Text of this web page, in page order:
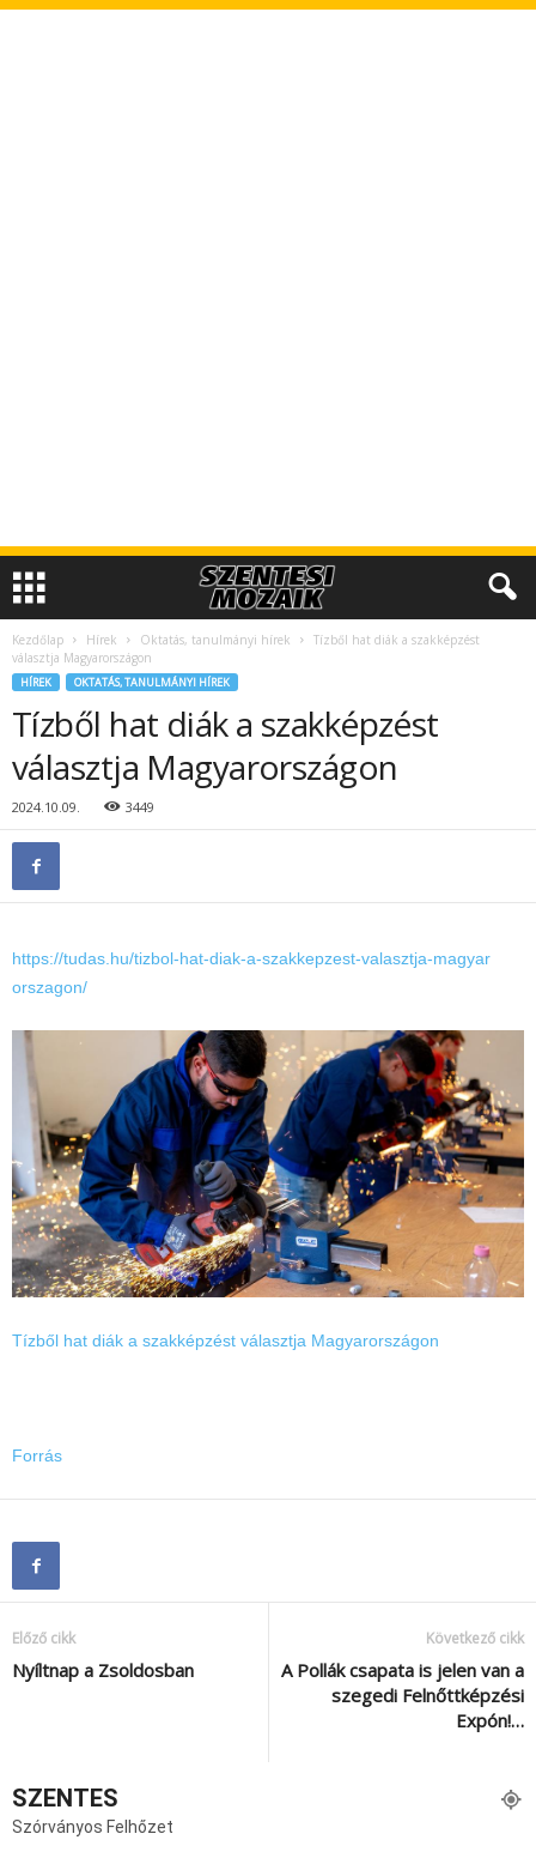
Kezdőlap Hírek Oktatás, tanulmányi hírek
Tízből hat diák a szakképzést
választja Magyarországon
HÍREK OKTATÁS, TANULMÁNYI HÍREK
Tízből hat diák a szakképzést
választja Magyarországon
2024.10.09. 3449
https://tudas.hu/tizbol-hat-diak-a-szakkepzest-valasztja-magyar
orszagon/
Tízből hat diák a szakképzést választja Magyarországon
Forrás
Előző cikk
Nyíltnap a Zsoldosban
Következő cikk
A Pollák csapata is jelen van a
szegedi Felnőttképzési
Expón!…
SZENTES
Szórványos Felhőzet